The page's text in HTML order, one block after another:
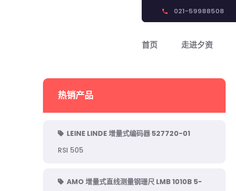
phone 021-59988508
首页 走进夕资
热销产品
LEINE LINDE 增量式编码器 527720-01
RSI 505
AMO 增量式直线测量钢珊尺 LMB 1010B 5-